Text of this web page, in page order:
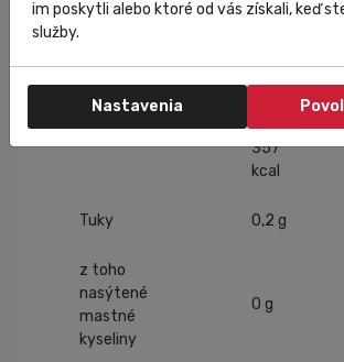
Výživové
Na
kJ /
357
kcal
Tuky 0,2 g
z toho
nasýtené
mastné
kyseliny
0 g
im poskytli alebo ktoré od vás získali, keď
služby.
Nastavenia